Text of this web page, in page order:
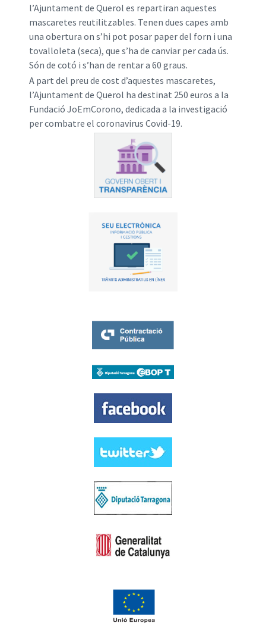
l’Ajuntament de Querol es repartiran aquestes
mascaretes reutilitzables. Tenen dues capes amb
una obertura on s’hi pot posar paper del forn i una
tovalloleta (seca), que s’ha de canviar per cada ús.
Són de cotó i s’han de rentar a 60 graus.
A part del preu de cost d’aquestes mascaretes,
l’Ajuntament de Querol ha destinat 250 euros a la
Fundació JoEmCorono, dedicada a la investigació
per combatre el coronavirus Covid-19.